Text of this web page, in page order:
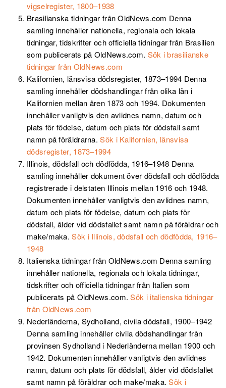
vigselregister, 1800–1938
Brasilianska tidningar från OldNews.com Denna
samling innehåller nationella, regionala och lokala
tidningar, tidskrifter och officiella tidningar från Brasilien
som publicerats på OldNews.com. Sök i brasilianske
tidningar från OldNews.com
Kalifornien, länsvisa dödsregister, 1873–1994 Denna
samling innehåller dödshandlingar från olika län i
Kalifornien mellan åren 1873 och 1994. Dokumenten
innehåller vanligtvis den avlidnes namn, datum och
plats för födelse, datum och plats för dödsfall samt
namn på föräldrarna.Sök i Kalifornien, länsvisa
dödsregister, 1873–1994
Illinois, dödsfall och dödfödda, 1916–1948 Denna
samling innehåller dokument över dödsfall och dödfödda
registrerade i delstaten Illinois mellan 1916 och 1948.
Dokumenten innehåller vanligtvis den avlidnes namn,
datum och plats för födelse, datum och plats för
dödsfall, ålder vid dödsfallet samt namn på föräldrar och
make/maka.Sök i Illinois, dödsfall och dödfödda, 1916–
1948
Italienska tidningar från OldNews.com Denna samling
innehåller nationella, regionala och lokala tidningar,
tidskrifter och officiella tidningar från Italien som
publicerats på OldNews.com.Sök i italienska tidningar
från OldNews.com
Nederländerna, Sydholland, civila dödsfall, 1900–1942
Denna samling innehåller civila dödshandlingar från
provinsen Sydholland i Nederländerna mellan 1900 och
1942. Dokumenten innehåller vanligtvis den avlidnes
namn, datum och plats för dödsfall, ålder vid dödsfallet
samt namn på föräldrar och make/maka.Sök i